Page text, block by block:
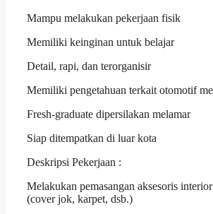
Mampu melakukan pekerjaan fisik
Memiliki keinginan untuk belajar
Detail, rapi, dan terorganisir
Memiliki pengetahuan terkait otomotif
Fresh-graduate dipersilakan melamar
Siap ditempatkan di luar kota
Deskripsi Pekerjaan :
Melakukan pemasangan aksesoris
(cover jok, karpet, dsb.)